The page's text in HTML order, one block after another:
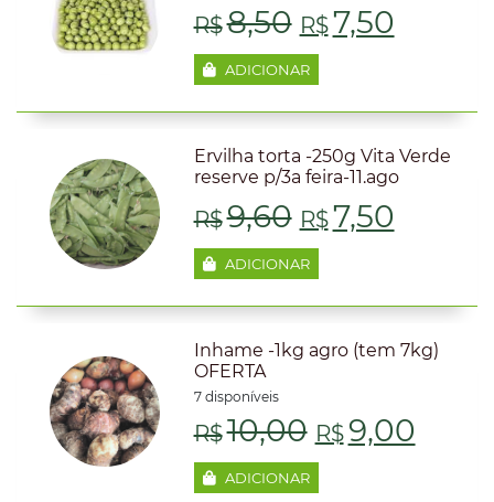
R$8,50 O
preço
original
era:
R$8,50.
R$7,50
atual
é:
ADICIONAR
Ervilha torta -250g Vita Verde
reserve p/3a feira-11.ago
R$9,60 O
preço
original
era:
R$7,50
atual
é:
ADICIONAR
Inhame -1kg agro (tem 7kg)
OFERTA
7 disponíveis
R$10,00 O
R$ 9,00
ADICIONAR